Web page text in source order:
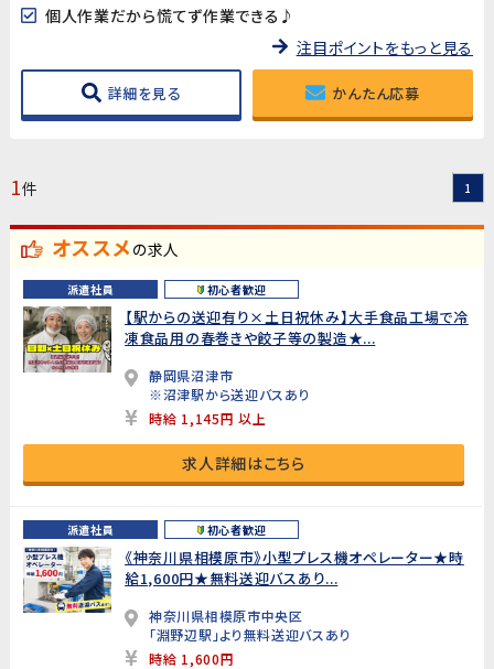
個人作業だから慌てず作業できる♪
注目ポイントをもっと見る
詳細を見る かんたん応募
1件 1
オススメの求人
派遣社員 初心者歓迎
【駅からの送迎有り×土日祝休み】大手食品工場で冷
凍食品用の春巻きや餃子等の製造★...
静岡県沼津市
※沼津駅から送迎バスあり
時給 1,145円 以上
求人詳細はこちら
派遣社員 初心者歓迎
《神奈川県相模原市》小型プレス機オペレーター★時
給1,600円★無料送迎バスあり...
神奈川県相模原市中央区
「淵野辺駅」より無料送迎バスあり
時給 1,600円